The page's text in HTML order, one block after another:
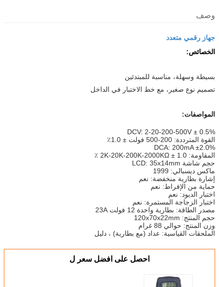
وصف
جهاز رقمي متعدد
الخصائص:
بسيطة وسهلة، مناسبة للمبتدئين
تصميم نوع صغير، مع خط الاختبار في الداخل
المواصفات:
DCV: 2-20-200-500V ± 0.5%
القوة المترددة: 200-500 فولت ± 1.0٪
DCA: 200mA ±2.0%
المقاومة: 2K-20K-200K-2000KΩ ± 1.0 ٪
حجم شاشة LCD: 35x14mm
ماكس ديسبالي: 1999
إشارة بطارية منخفضة: نعم
حماية من الإفراط: نعم
اختبار الديود: نعم
اختبار الزجاجة المستمرة: نعم
مصدر الطاقة: بطارية واحدة 12 فولت 23A
حجم المنتج: 120x70x22mm
وزن المنتج: حوالي 88 غرام
الملحقات القياسية: عداد (مع بطارية) ، دليل
احصل على افضل سعر ل